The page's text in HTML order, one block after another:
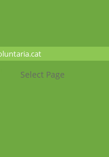
Select Page